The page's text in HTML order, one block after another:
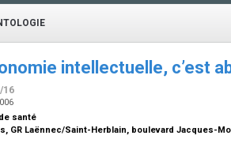
intellectuelle, c’est
16
santé
GR Laënnec/Saint-Herblain, boulevard Jacques-